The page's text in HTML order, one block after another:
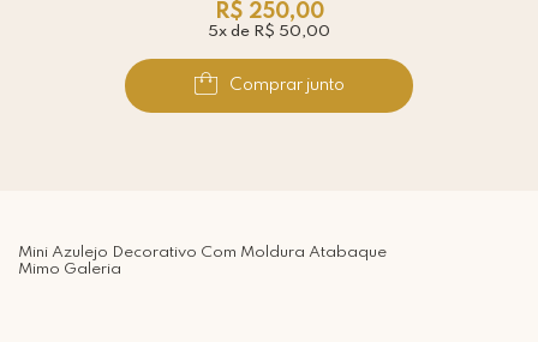
R$ 250,00
5x de R$ 50,00
Comprar junto
Mini Azulejo Decorativo Com Moldura Atabaque
Mimo Galeria